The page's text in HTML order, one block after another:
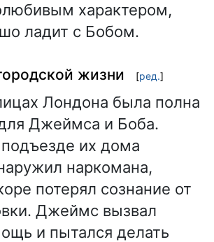
характером,
ладит с Бобом.
жизни [ред.]
Лондона была полна
Джеймса и Боба.
их дома
наркомана,
потерял сознание от
Джеймс вызвал
и пытался делать